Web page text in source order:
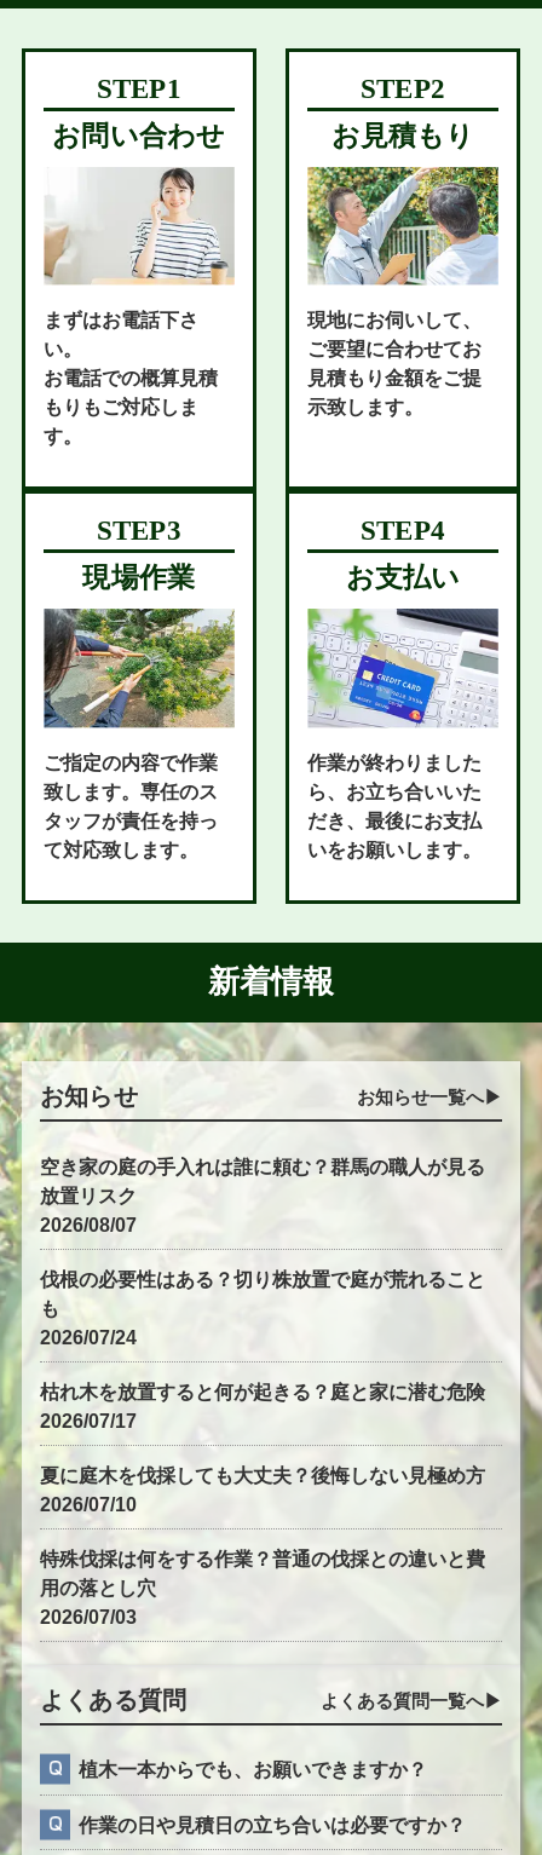
お問い合わせ
まずはお電話下さ
い。
お電話での概算見積
もりもご対応しま
す。
お見積もり
現地にお伺いして、
ご要望に合わせてお
見積もり金額をご提
示致します。
現場作業
ご指定の内容で作業
致します。専任のス
タッフが責任を持っ
て対応致します。
お支払い
作業が終わりました
ら、お立ち合いいた
だき、最後にお支払
いをお願いします。
新着情報
お知らせ お知らせ一覧へ▶︎
空き家の庭の手入れは誰に頼む？群馬の職人が見る
放置リスク
2026/08/07
伐根の必要性はある？切り株放置で庭が荒れること
も
2026/07/24
枯れ木を放置すると何が起きる？庭と家に潜む危険
2026/07/17
夏に庭木を伐採しても大丈夫？後悔しない見極め方
2026/07/10
特殊伐採は何をする作業？普通の伐採との違いと費
用の落とし穴
2026/07/03
よくある質問 よくある質問一覧へ▶︎
植木一本からでも、お願いできますか？
作業の日や見積日の立ち合いは必要ですか？